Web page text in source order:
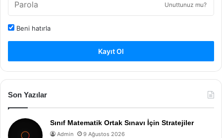
Unuttunuz mu?
Beni hatırla
Kayıt Ol
Son Yazılar
Sınıf Matematik Ortak Sınavı İçin Stratejiler
Admin 9 Ağustos 2026